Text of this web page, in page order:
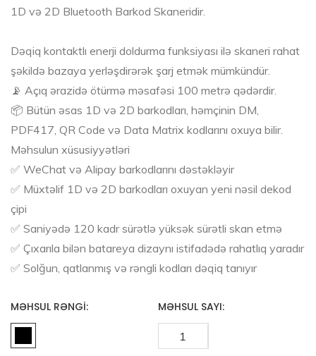
1D və 2D Bluetooth Barkod Skaneridir.
Dəqiq kontaktlı enerji doldurma funksiyası ilə skaneri rahat
şəkildə bazaya yerləşdirərək şarj etmək mümkündür.
📡 Açıq ərazidə ötürmə məsafəsi 100 metrə qədərdir.
📦 Bütün əsas 1D və 2D barkodları, həmçinin DM,
PDF417, QR Code və Data Matrix kodlarını oxuya bilir.
Məhsulun xüsusiyyətləri
✅ WeChat və Alipay barkodlarını dəstəkləyir
✅ Müxtəlif 1D və 2D barkodları oxuyan yeni nəsil dekod
çipi
✅ Saniyədə 120 kadr sürətlə yüksək sürətli skan etmə
✅ Çıxarıla bilən batareya dizaynı istifadədə rahatlıq yaradır
✅ Solğun, qatlanmış və rəngli kodları dəqiq tanıyır
MƏHSUL RƏNGI: MƏHSUL SAYI: